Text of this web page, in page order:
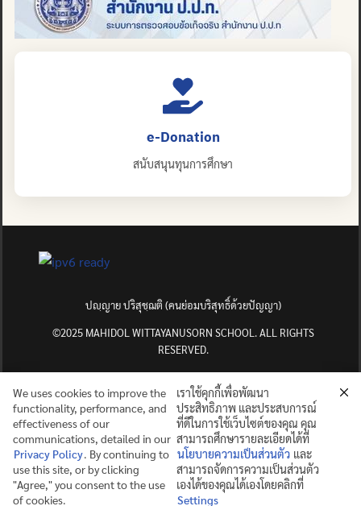
e-Donation
สนับสนุนทุนการศึกษา
ปญฺญาย ปริสุชฺฌติ (คนย่อมบริสุทธิ์ด้วยปัญญา)
©2025 MAHIDOL WITTAYANUSORN SCHOOL. ALL RIGHTS
RESERVED.
We uses cookies to improve the
functionality, performance, and
effectiveness of our
communications, detailed in our
Privacy Policy. By continuing to
use this site, or by clicking
"Agree," you consent to the use
of cookies.
เราใช้คุกกี้เพื่อพัฒนา
ประสิทธิภาพ และประสบการณ์
ที่ดีในการใช้เว็บไซต์ของคุณ คุณ
สามารถศึกษารายละเอียดได้ที่
นโยบายความเป็นส่วนตัว และ
สามารถจัดการความเป็นส่วนตัว
เองได้ของคุณได้เองโดยคลิกที่
Settings